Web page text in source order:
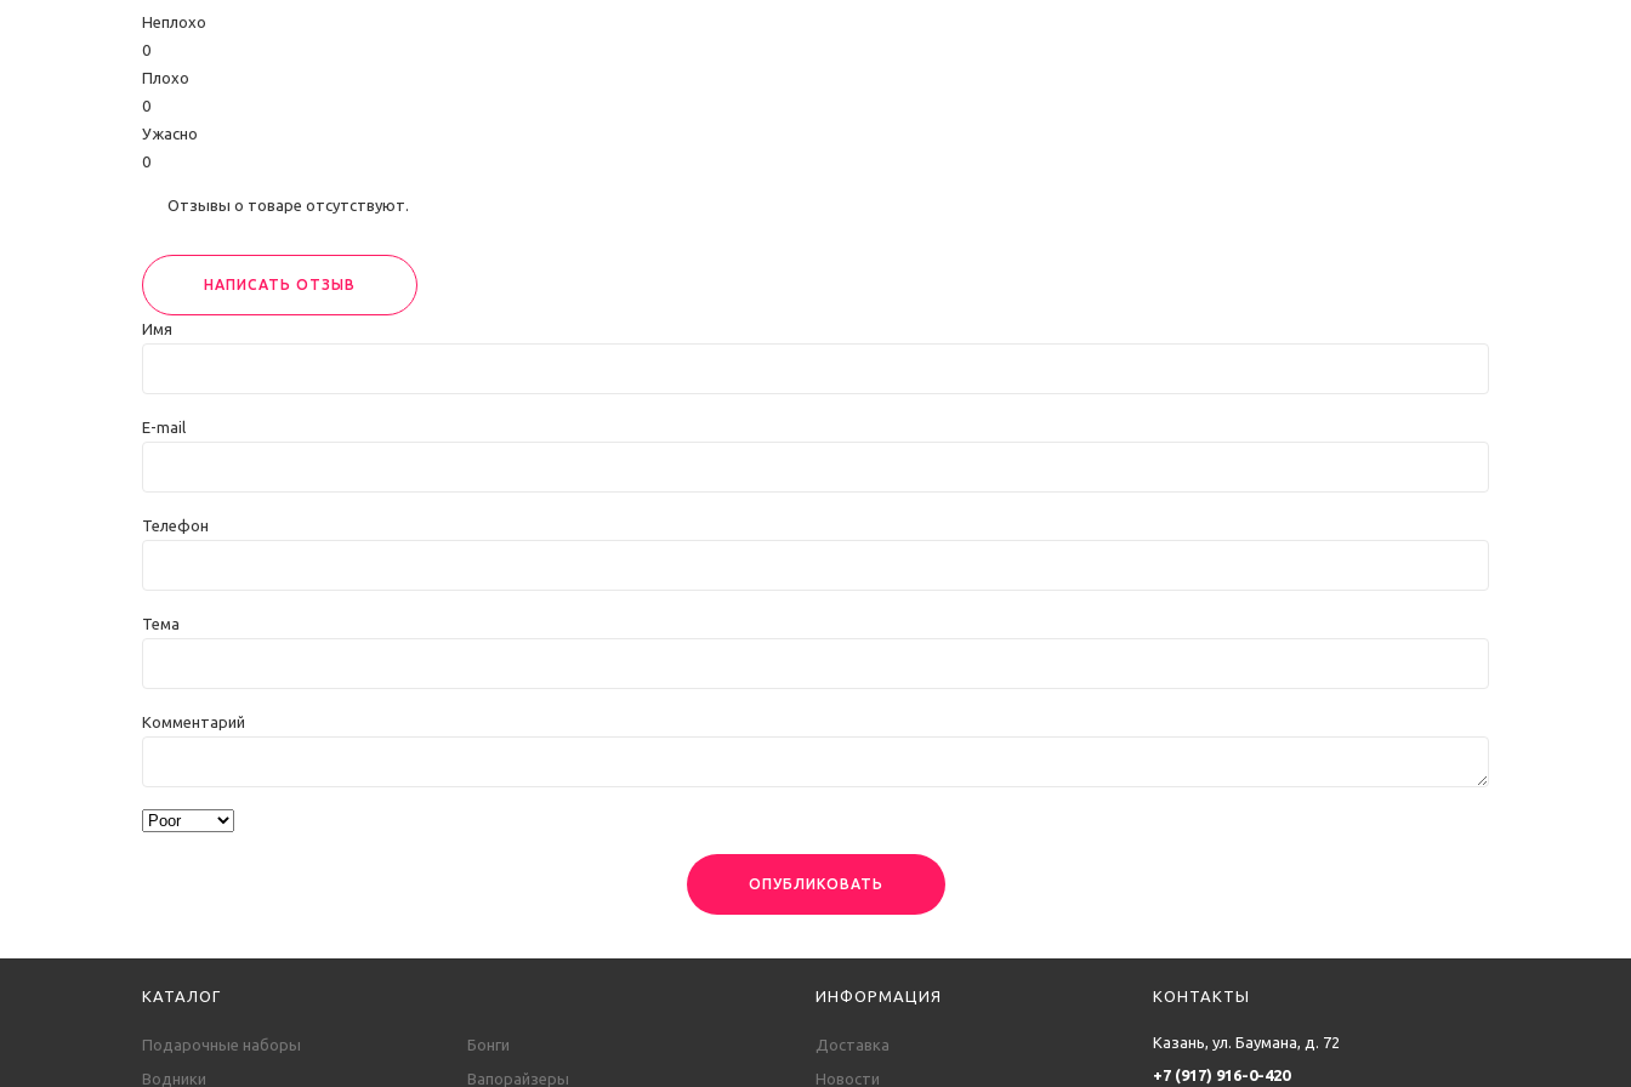
Неплохо
0
Плохо
0
Ужасно
0
Отзывы о товаре отсутствуют.
НАПИСАТЬ ОТЗЫВ
Имя
E-mail
Телефон
Тема
Комментарий
ОПУБЛИКОВАТЬ
КАТАЛОГ
Подарочные наборы
Бонги
Водники
Вапорайзеры
ИНФОРМАЦИЯ
Доставка
Новости
КОНТАКТЫ
Казань, ул. Баумана, д. 72
+7 (917) 916-0-420